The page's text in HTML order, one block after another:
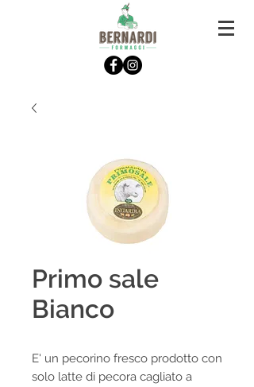
Primo sale
Bianco
E' un pecorino fresco prodotto con
solo latte di pecora cagliato a